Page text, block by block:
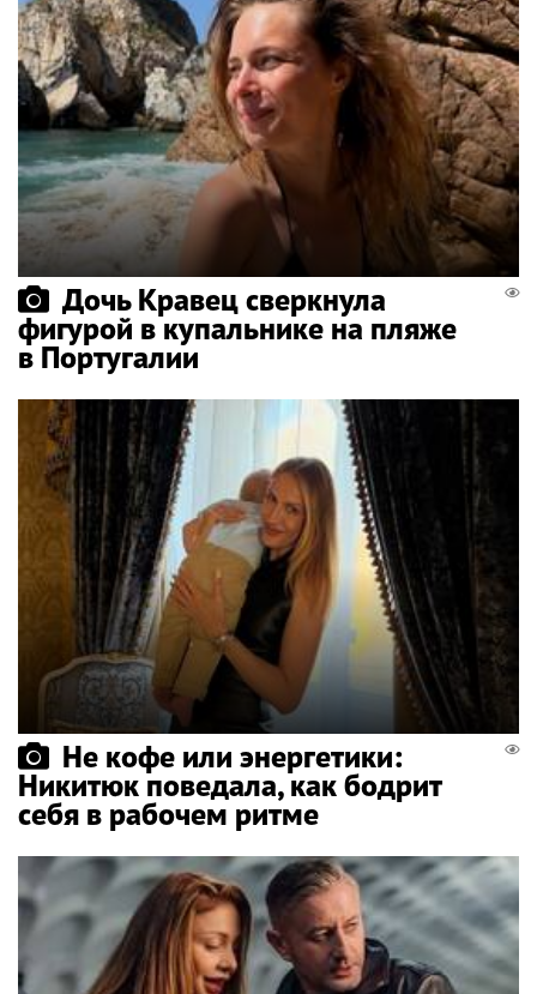
Дочь Кравец сверкнула
фигурой в купальнике на пляже
в Португалии
Не кофе или энергетики:
Никитюк поведала, как бодрит
себя в рабочем ритме